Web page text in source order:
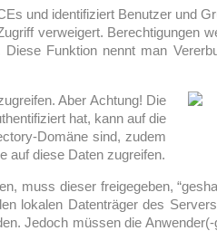
und identifiziert Benutzer und
verweigert. Berechtigungen
Funktion nennt man
Aber Achtung! Die
hat, kann auf die
Domäne sind, zudem
auf diese Daten zugreifen.
muss dieser freigegeben,
lokalen Datenträger des
Jedoch müssen die